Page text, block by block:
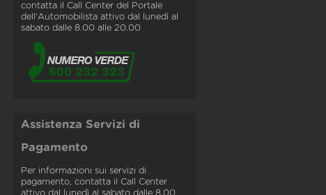
contatta il Call Center del Portale
dell'Automobilista attivo dal lunedì al
sabato dalle 8.00 alle 20.00
Assistenza Servizi di
Pagamento
Per informazioni sui servizi di
pagamento, contatta il Call Center